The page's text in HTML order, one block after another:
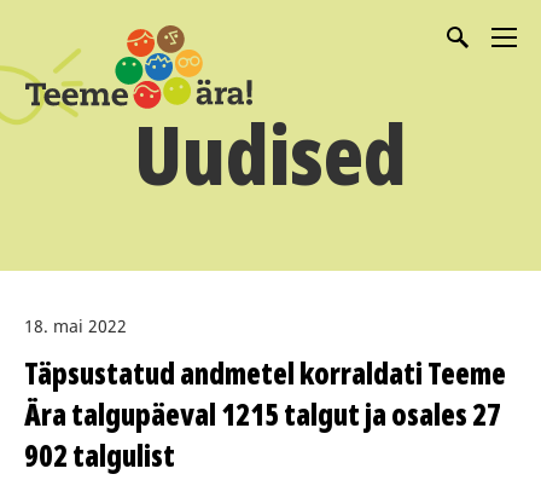
Uudised
18. mai 2022
Täpsustatud andmetel korraldati Teeme
Ära talgupäeval 1215 talgut ja osales 27
902 talgulist